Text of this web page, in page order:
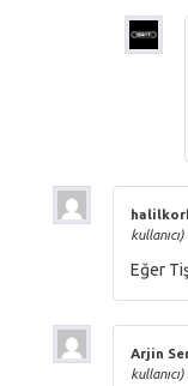
kullanıcı)
Eğer
Arjin
kullanıcı)